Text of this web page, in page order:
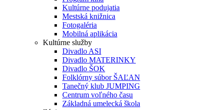
Kultúrne podujatia
Mestská knižnica
Fotogaléria
Mobilná aplikácia
Kultúrne služby
Divadlo ASI
Divadlo MATERINKY
Divadlo ŠOK
Folklórny súbor ŠAĽAN
Tanečný klub JUMPING
Centrum voľného času
Základná umelecká škola